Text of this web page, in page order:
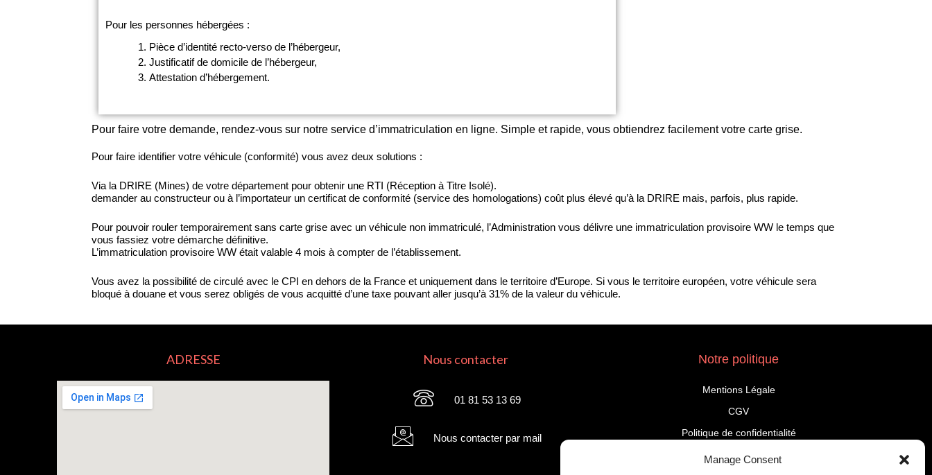
Manage Consent
Pour les personnes hébergées :
Pièce d’identité recto-verso de l’hébergeur,
Justificatif de domicile de l’hébergeur,
Attestation d’hébergement.
Pour faire votre demande, rendez-vous sur notre service d’immatriculation en ligne. Simple et rapide, vous obtiendrez facilement votre carte grise.
Pour faire identifier votre véhicule (conformité) vous avez deux solutions :
Via la DRIRE (Mines) de votre département pour obtenir une RTI (Réception à Titre Isolé).
demander au constructeur ou à l’importateur un certificat de conformité (service des homologations) coût plus élevé qu’à la DRIRE mais, parfois, plus rapide.
Pour pouvoir rouler temporairement sans carte grise avec un véhicule non immatriculé, l’Administration vous délivre une immatriculation provisoire WW le temps que
vous fassiez votre démarche définitive.
L’immatriculation provisoire WW était valable 4 mois à compter de l’établissement.
Vous avez la possibilité de circulé avec le CPI en dehors de la France et uniquement dans le territoire d’Europe. Si vous le territoire européen, votre véhicule sera
bloqué à douane et vous serez obligés de vous acquitté d’une taxe pouvant aller jusqu’à 31% de la valeur du véhicule.
ADRESSE Nous contacter
01 81 53 13 69
Nous contacter par mail
Notre politique
Mentions Légale
CGV
Politique de confidentialité
Paiement sécurisé